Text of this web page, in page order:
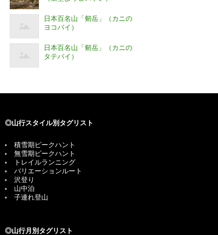
日本百名山「剱岳」（カニの
ヨコバイ）
日本百名山「剱岳」（カニの
タテバイ）
◎山行スタイル別タグリスト
積雪期ピークハント
無雪期ピークハント
トレイルランニング
バリエーションルート
沢登り
山中泊
子連れ登山
◎山行月別タグリスト